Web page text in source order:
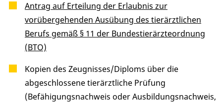
Antrag auf Erteilung der Erlaubnis zur
vorübergehenden Ausübung des tierärztlichen
Berufs gemäß § 11 der Bundestierärzteordnung
(BTO)
Kopien des Zeugnisses/Diploms über die
abgeschlossene tierärztliche Prüfung
(Befähigungsnachweis oder Ausbildungsnachweis,